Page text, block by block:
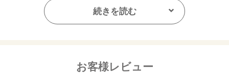
【内容量】
水、ラウリン酸メチルヘプチル、酸化チタン、エタノール、
続きを読む
お客様レビュー